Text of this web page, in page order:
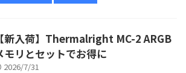
【新入荷】Thermalright MC-2 ARGB
モリとセットでお得に
2026/7/31